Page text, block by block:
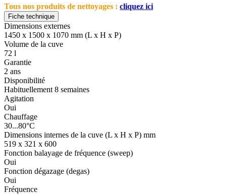
Tous nos produits de nettoyages : cliquez ici
Fiche technique
Dimensions externes
1450 x 1500 x 1070 mm (L x H x P)
Volume de la cuve
72 l
Garantie
2 ans
Disponibilité
Habituellement 8 semaines
Agitation
Oui
Chauffage
30...80°C
Dimensions internes de la cuve (L x H x P) mm
519 x 321 x 600
Fonction balayage de fréquence (sweep)
Oui
Fonction dégazage (degas)
Oui
Fréquence